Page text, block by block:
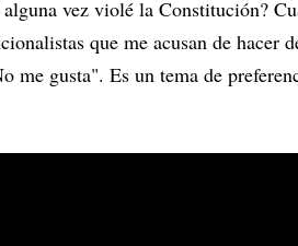
vez violé la Constitución?
que me acusan de hacer
me gusta". Es un tema de